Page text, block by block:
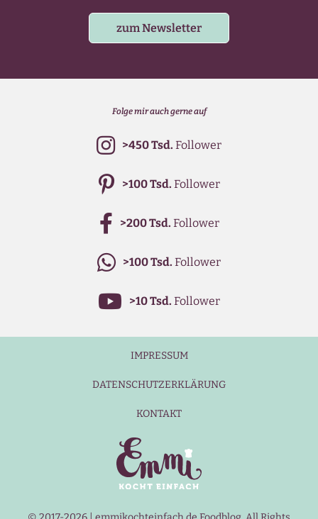
zum Newsletter
Folge mir auch gerne auf
>450 Tsd. Follower
>100 Tsd. Follower
>200 Tsd. Follower
>100 Tsd. Follower
>10 Tsd. Follower
IMPRESSUM
DATENSCHUTZERKLÄRUNG
KONTAKT